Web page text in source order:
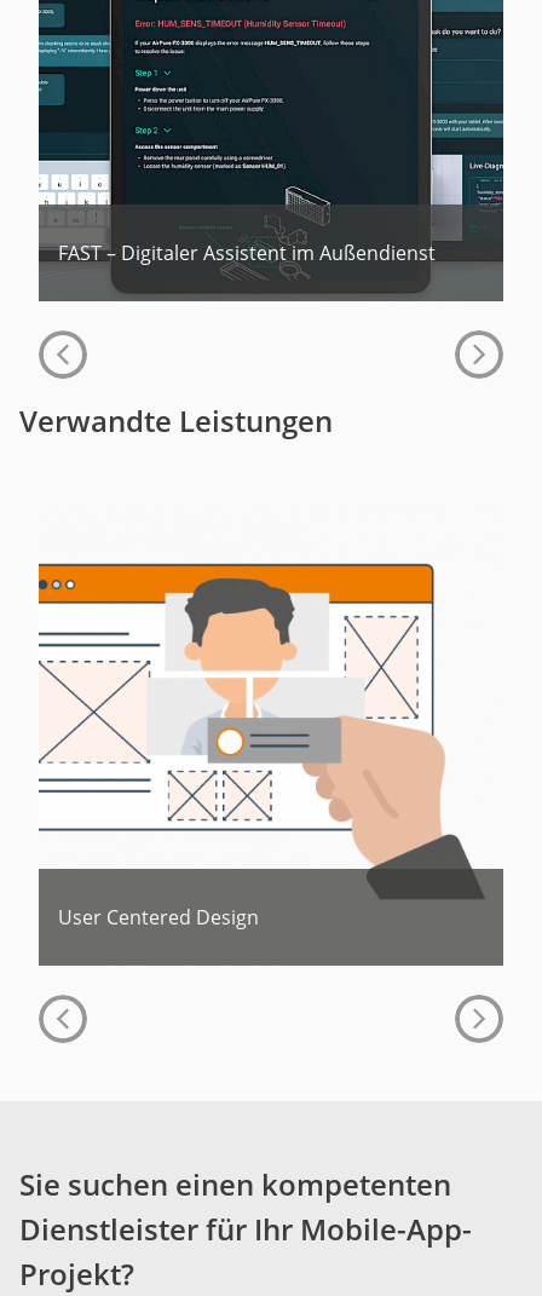
FAST – Digitaler Assistent im Außendienst
Verwandte Leistungen
User Centered Design
Sie suchen einen kompetenten
Dienstleister für Ihr Mobile-App-
Projekt?